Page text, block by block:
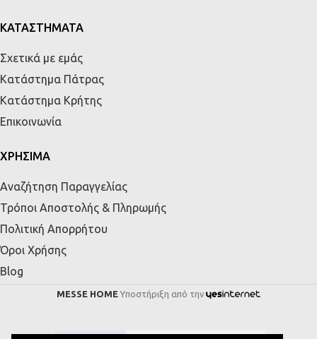
ΚΑΤΑΣΤΗΜΑΤΑ
Σχετικά με εμάς
Κατάστημα Πάτρας
Κατάστημα Κρήτης
Επικοινωνία
ΧΡΗΣΙΜΑ
Αναζήτηση Παραγγελίας
Τρόποι Αποστολής & Πληρωμής
Πολιτική Απορρήτου
Όροι Χρήσης
Blog
MESSE HOME Υποστήριξη από την